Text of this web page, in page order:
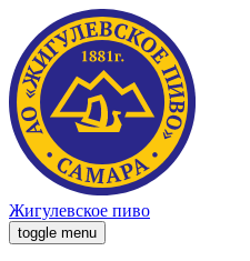
Жигулевское пиво
toggle menu